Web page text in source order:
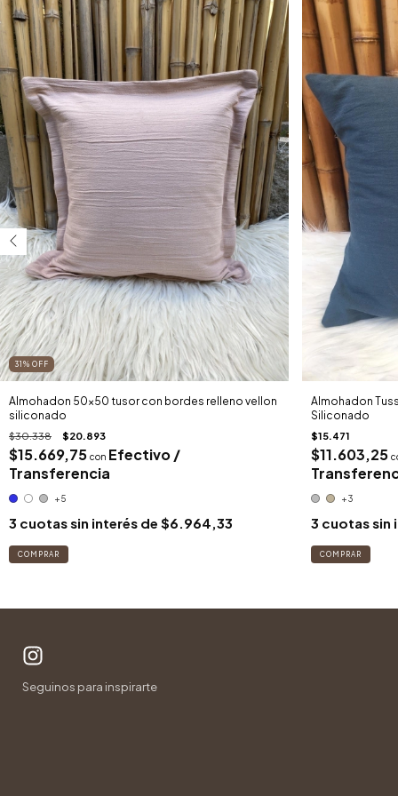
31 % OFF
Almohadon 50x50 tusor con bordes relleno vellon
siliconado
$30.338 $20.893
$15.669,75 con Efectivo /
Transferencia
+5
3 cuotas sin interés de $6.964,33
COMPRAR
Almohadon
Siliconado
$15.471
$11.603,25
+3
3 cuotas sin
COMPRAR